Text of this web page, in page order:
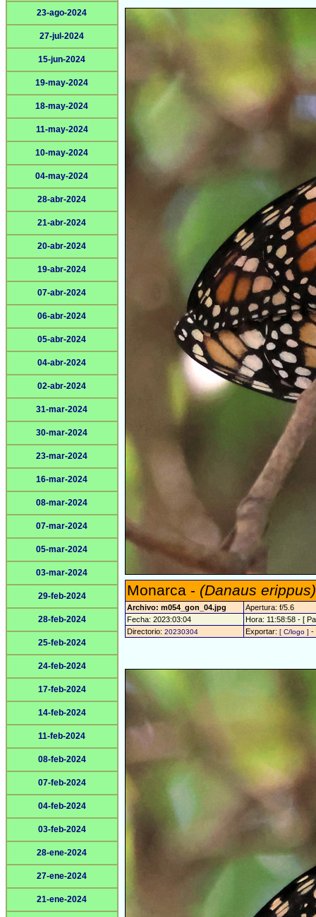
23-ago-2024
27-jul-2024
15-jun-2024
19-may-2024
18-may-2024
11-may-2024
10-may-2024
04-may-2024
28-abr-2024
21-abr-2024
20-abr-2024
19-abr-2024
07-abr-2024
06-abr-2024
05-abr-2024
04-abr-2024
02-abr-2024
31-mar-2024
30-mar-2024
23-mar-2024
16-mar-2024
08-mar-2024
07-mar-2024
05-mar-2024
03-mar-2024
29-feb-2024
28-feb-2024
25-feb-2024
24-feb-2024
17-feb-2024
14-feb-2024
11-feb-2024
08-feb-2024
07-feb-2024
04-feb-2024
03-feb-2024
28-ene-2024
27-ene-2024
21-ene-2024
Monarca - (Danaus erippus)
Archivo: m054_gon_04.jpg
Apertura: f/5.6
Fecha: 2023:03:04
Hora: 11:58:58 - [
Directorio: 20230304 Exportar: [ C/logo ] -